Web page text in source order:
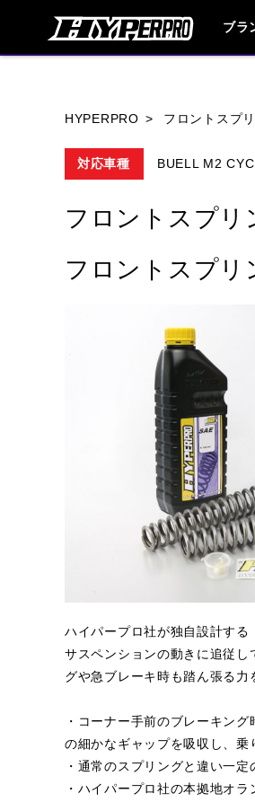
ブラ
HYPERPRO フロントスプ
対応車種 BUELL M2
フロントスプリ
フロントスプリ
ハイパープロ社が独自設計する
サスペンションの動きに追従
グや急ブレーキ時も踏ん張る力
・コーナー手前のブレーキン
の細かなギャップを吸収し、乗
・通常のスプリングと違い一
・ハイパープロ社の本拠地オ